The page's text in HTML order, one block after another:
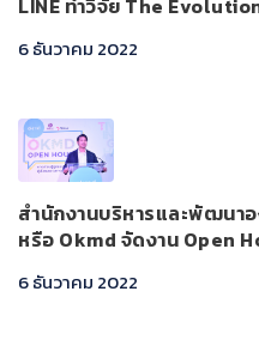
6 ธันวาคม 2022
สำนักงานบริหารและพัฒนา
หรือ Okmd จัดงาน Open
6 ธันวาคม 2022